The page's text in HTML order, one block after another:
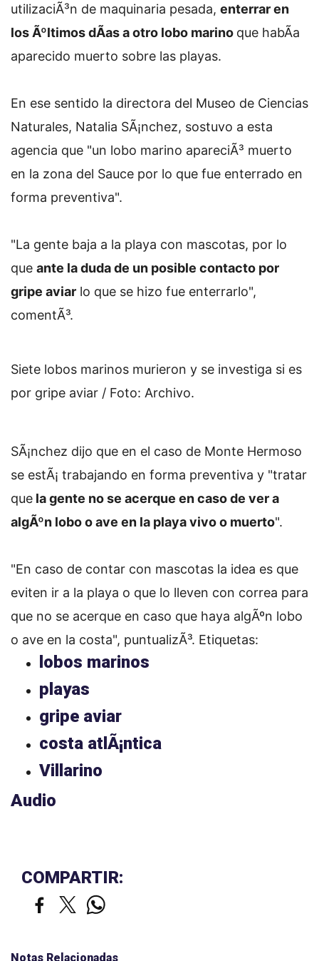
utilizaciÃ³n de maquinaria pesada, enterrar en
los Ãºltimos dÃ­as a otro lobo marino que habÃ­a
aparecido muerto sobre las playas.
En ese sentido la directora del Museo de Ciencias
Naturales, Natalia SÃ¡nchez, sostuvo a esta
agencia que "un lobo marino apareciÃ³ muerto
en la zona del Sauce por lo que fue enterrado en
forma preventiva".
"La gente baja a la playa con mascotas, por lo
que ante la duda de un posible contacto por
gripe aviar lo que se hizo fue enterrarlo",
comentÃ³.
Siete lobos marinos murieron y se investiga si es
por gripe aviar / Foto: Archivo.
SÃ¡nchez dijo que en el caso de Monte Hermoso
se estÃ¡ trabajando en forma preventiva y "tratar
que la gente no se acerque en caso de ver a
algÃºn lobo o ave en la playa vivo o muerto".
"En caso de contar con mascotas la idea es que
eviten ir a la playa o que lo lleven con correa para
que no se acerque en caso que haya algÃºn lobo
o ave en la costa", puntualizÃ³. Etiquetas:
lobos marinos
playas
gripe aviar
costa atlÃ¡ntica
Villarino
Audio
COMPARTIR:
Notas Relacionadas